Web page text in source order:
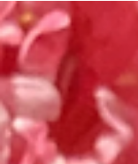
har fået en ny
har de kigget...